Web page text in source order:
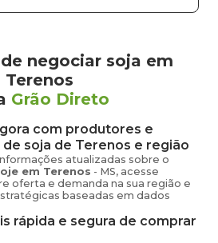
negociar soja em
Terenos
Grão Direto
com produtores e
de soja de Terenos e região
atualizadas sobre o
em Terenos - MS, acesse
oferta e demanda na sua região e
baseadas em dados
rápida e segura de comprar